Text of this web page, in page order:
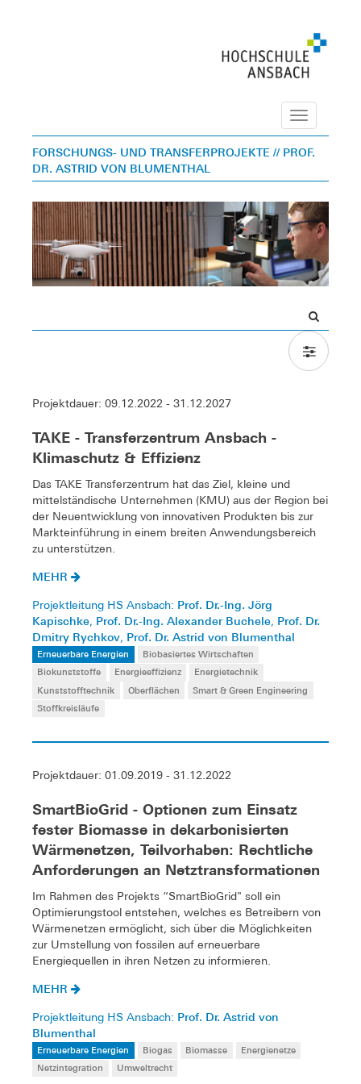
Navigation
FORSCHUNGS- UND TRANSFERPROJEKTE // PROF.
DR. ASTRID VON BLUMENTHAL
Projektdauer: 09.12.2022 - 31.12.2027
TAKE - Transferzentrum Ansbach -
Klimaschutz & Effizienz
Das TAKE Transferzentrum hat das Ziel, kleine und
mittelständische Unternehmen (KMU) aus der Region bei
der Neuentwicklung von innovativen Produkten bis zur
Markteinführung in einem breiten Anwendungsbereich
zu unterstützen.
MEHR
Projektleitung HS Ansbach: Prof. Dr.-Ing. Jörg
Kapischke, Prof. Dr.-Ing. Alexander Buchele, Prof. Dr.
Dmitry Rychkov, Prof. Dr. Astrid von Blumenthal
Erneuerbare Energien
Biobasiertes Wirtschaften
Biokunststoffe
Energieeffizienz
Energietechnik
Kunststofftechnik
Oberflächen
Smart & Green Engineering
Stoffkreisläufe
Projektdauer: 01.09.2019 - 31.12.2022
SmartBioGrid - Optionen zum Einsatz
fester Biomasse in dekarbonisierten
Wärmenetzen, Teilvorhaben: Rechtliche
Anforderungen an Netztransformationen
Im Rahmen des Projekts “SmartBioGrid" soll ein
Optimierungstool entstehen, welches es Betreibern von
Wärmenetzen ermöglicht, sich über die Möglichkeiten
zur Umstellung von fossilen auf erneuerbare
Energiequellen in ihren Netzen zu informieren.
MEHR
Projektleitung HS Ansbach: Prof. Dr. Astrid von
Blumenthal
Erneuerbare Energien Biogas Biomasse
Energienetze
Netzintegration
Umweltrecht